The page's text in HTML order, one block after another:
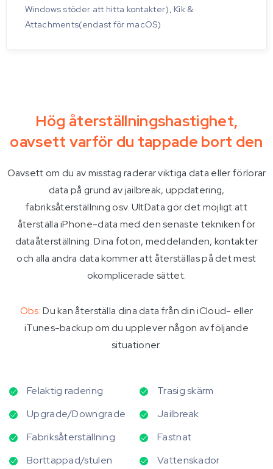
Windows stöder att hitta kontakter), Kik &
Attachments(endast för macOS)
Hög återställningshastighet,
oavsett varför du tappade bort den
Oavsett om du av misstag raderar viktiga data eller förlorar
data på grund av jailbreak, uppdatering,
fabriksåterställning osv. UltData gör det möjligt att
återställa iPhone-data med den senaste tekniken för
dataåterställning. Dina foton, meddelanden, kontakter
och alla andra data kommer att återställas på det mest
okomplicerade sättet.
Obs:Du kan återställa dina data från din iCloud- eller
iTunes-backup om du upplever någon av följande
situationer.
Felaktig radering
Trasig skärm
Upgrade/Downgrade
Jailbreak
Fabriksåterställning
Fastnat
Borttappad/stulen
Vattenskador